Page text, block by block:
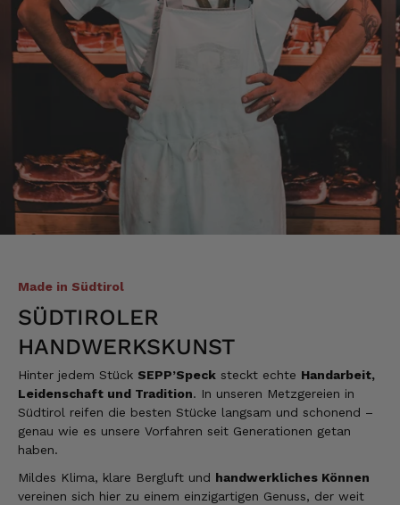
Made in Südtirol
SÜDTIROLER
HANDWERKSKUNST
Hinter jedem Stück SEPP’Speck steckt echte Handarbeit,
Leidenschaft und Tradition. In unseren Metzgereien in
Südtirol reifen die besten Stücke langsam und schonend –
genau wie es unsere Vorfahren seit Generationen getan
haben.
Mildes Klima, klare Bergluft und handwerkliches Können
vereinen sich hier zu einem einzigartigen Genuss, der weit
Alle Bewertungen Lesen